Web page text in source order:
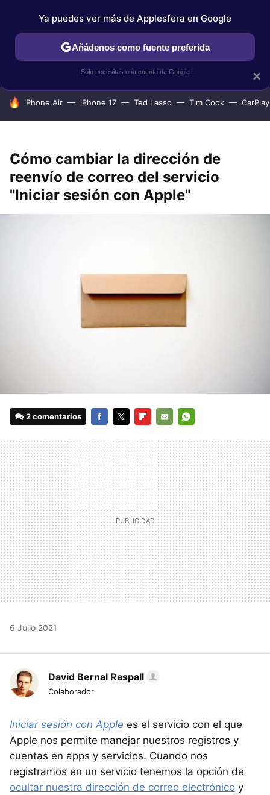
IPHONE TUTORIALES APPLESFERA SELECCIÓN
HOY SE HABLA DE
iPhone Air iPhone 17 Ted Lasso Tim Cook CarPlay
Cómo cambiar la dirección de
reenvío de correo del servicio
"Iniciar sesión con Apple"
2 comentarios
MAIL
6 Julio 2021
David Bernal Raspall
Colaborador
Iniciar sesión con Apple es el servicio con el que
Apple nos permite manejar nuestros registros y
cuentas en apps y servicios. Cuando nos
registramos en un servicio tenemos la opción de
ocultar nuestra dirección de correo electrónico y
×
Ya puedes ver más de Applesfera en Google
Añádenos como fuente preferida
Solo necesitas una cuenta de Google